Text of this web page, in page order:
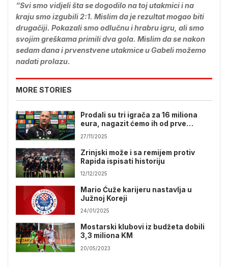
“Svi smo vidjeli šta se dogodilo na toj utakmici i na
kraju smo izgubili 2:1. Mislim da je rezultat mogao biti
drugačiji. Pokazali smo odlučnu i hrabru igru, ali smo
svojim greškama primili dva gola. Mislim da se nakon
sedam dana i prvenstvene utakmice u Gabeli možemo
nadati prolazu.
MORE STORIES
Prodali su tri igrača za 16 miliona
eura, nagazit ćemo ih od prve
minute
27/11/2025
Zrinjski može i sa remijem protiv
Rapida ispisati historiju
12/12/2025
Mario Ćuže karijeru nastavlja u
Južnoj Koreji
24/01/2025
Mostarski klubovi iz budžeta dobili
3,3 miliona KM
20/05/2023